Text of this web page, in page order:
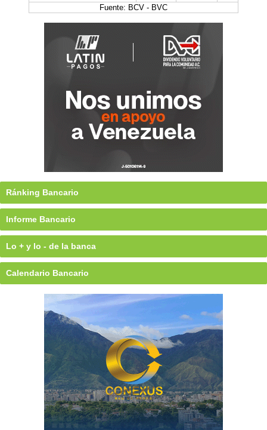
Fuente: BCV - BVC
Ránking Bancario
Informe Bancario
Lo + y lo - de la banca
Calendario Bancario